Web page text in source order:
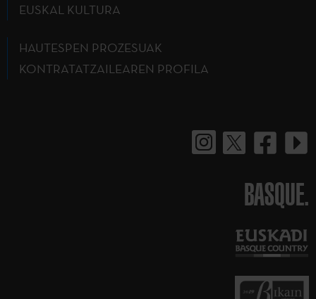
EUSKAL KULTURA
HAUTESPEN PROZESUAK
KONTRATATZAILEAREN PROFILA
BASQUE.